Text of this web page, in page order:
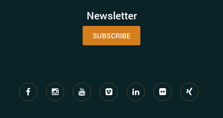
Newsletter
SUBSCRIBE